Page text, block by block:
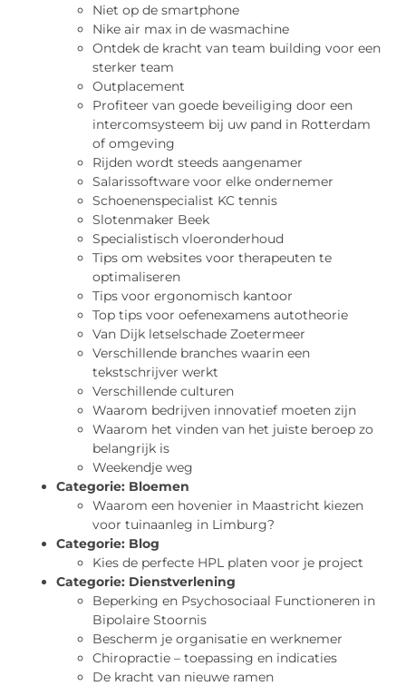
Niet op de smartphone
Nike air max in de wasmachine
Ontdek de kracht van team building voor een
sterker team
Outplacement
Profiteer van goede beveiliging door een
intercomsysteem bij uw pand in Rotterdam
of omgeving
Rijden wordt steeds aangenamer
Salarissoftware voor elke ondernemer
Schoenenspecialist KC tennis
Slotenmaker Beek
Specialistisch vloeronderhoud
Tips om websites voor therapeuten te
optimaliseren
Tips voor ergonomisch kantoor
Top tips voor oefenexamens autotheorie
Van Dijk letselschade Zoetermeer
Verschillende branches waarin een
tekstschrijver werkt
Verschillende culturen
Waarom bedrijven innovatief moeten zijn
Waarom het vinden van het juiste beroep zo
belangrijk is
Weekendje weg
Categorie: Bloemen
Waarom een hovenier in Maastricht kiezen
voor tuinaanleg in Limburg?
Categorie: Blog
Kies de perfecte HPL platen voor je project
Categorie: Dienstverlening
Beperking en Psychosociaal Functioneren in
Bipolaire Stoornis
Bescherm je organisatie en werknemer
Chiropractie – toepassing en indicaties
De kracht van nieuwe ramen